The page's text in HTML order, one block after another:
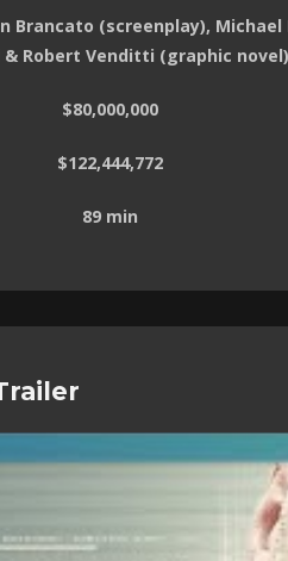
Brancato (screenplay),
Robert Venditti (graphic novel)
$80,000,000
$122,444,772
89 min